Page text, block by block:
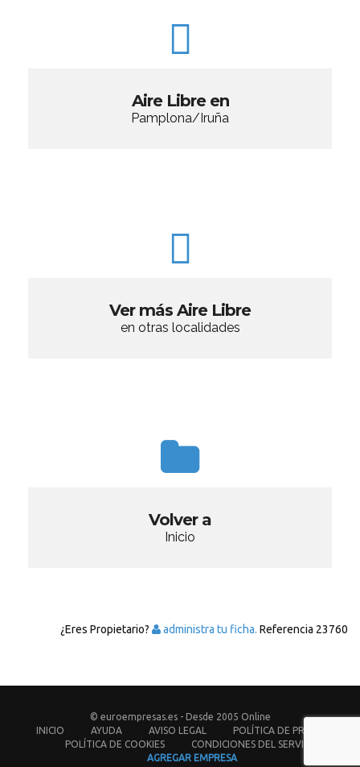
Aire Libre en
Pamplona/Iruña
Ver más Aire Libre
en otras localidades
Volver a
Inicio
¿Eres Propietario? administra tu ficha. Referencia 23760
© euroempresas.es - Desde 2005 Online
INICIO
AYUDA AVISO LEGAL
POLÍTICA DE PRIVACIDAD
POLÍTICA DE COOKIES
CONDICIONES DEL SERVICIO
AGREGAR EMPRESA